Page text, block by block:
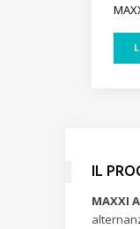
IL
MAXXI